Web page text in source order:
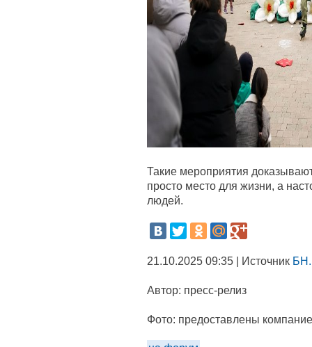
Такие мероприятия
просто место для жизни, а
людей.
21.10.2025 09:35 | Источник
Автор: пресс-релиз
Фото: предоставлены